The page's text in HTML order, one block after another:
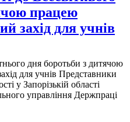
працею
захід для учнів
дня боротьби з дитячою
для учнів Представники
у Запорізькій області
управління Держпраці